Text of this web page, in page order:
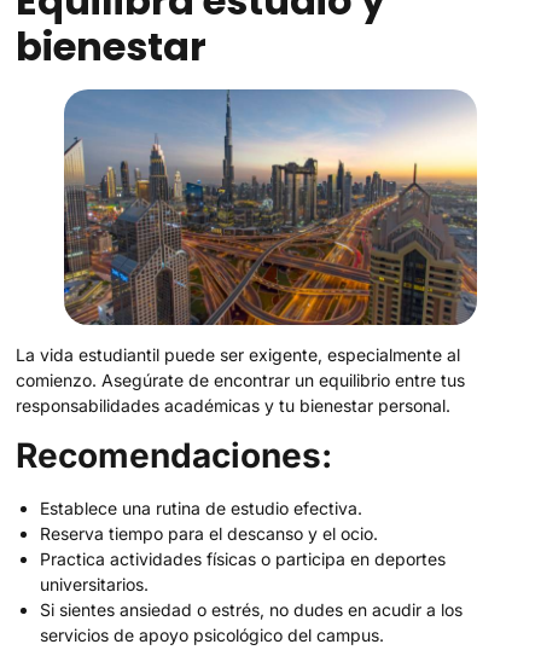
bienestar
La vida estudiantil puede ser exigente, especialmente al
comienzo. Asegúrate de encontrar un equilibrio entre tus
responsabilidades académicas y tu bienestar personal.
Recomendaciones:
Establece una rutina de estudio efectiva.
Reserva tiempo para el descanso y el ocio.
Practica actividades físicas o participa en deportes
universitarios.
Si sientes ansiedad o estrés, no dudes en acudir a los
servicios de apoyo psicológico del campus.